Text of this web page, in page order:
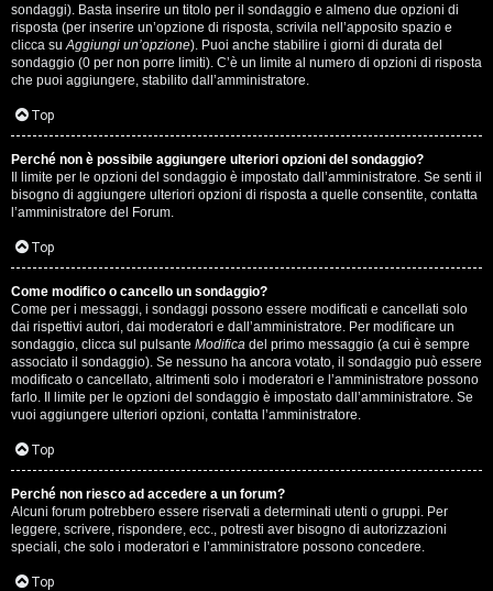
sondaggi). Basta inserire un titolo per il sondaggio e almeno due opzioni di
risposta (per inserire un’opzione di risposta, scrivila nell’apposito spazio e
clicca suAggiungi un’opzione). Puoi anche stabilire i giorni di durata del
sondaggio (0 per non porre limiti). C’è un limite al numero di opzioni di risposta
che puoi aggiungere, stabilito dall’amministratore.
Top
Perché non è possibile aggiungere ulteriori opzioni del sondaggio?
Il limite per le opzioni del sondaggio è impostato dall’amministratore. Se senti il
bisogno di aggiungere ulteriori opzioni di risposta a quelle consentite, contatta
l’amministratore del Forum.
Top
Come modifico o cancello un sondaggio?
Come per i messaggi, i sondaggi possono essere modificati e cancellati solo
dai rispettivi autori, dai moderatori e dall’amministratore. Per modificare un
sondaggio, clicca sul pulsante Modifica del primo messaggio (a cui è sempre
associato il sondaggio). Se nessuno ha ancora votato, il sondaggio può essere
modificato o cancellato, altrimenti solo i moderatori e l’amministratore possono
farlo. Il limite per le opzioni del sondaggio è impostato dall’amministratore. Se
vuoi aggiungere ulteriori opzioni, contatta l’amministratore.
Top
Perché non riesco ad accedere a un forum?
Alcuni forum potrebbero essere riservati a determinati utenti o gruppi. Per
leggere, scrivere, rispondere, ecc., potresti aver bisogno di autorizzazioni
speciali, che solo i moderatori e l’amministratore possono concedere.
Top
g
i
D
'
A
g
o
s
t
i
n
o
.
.
.